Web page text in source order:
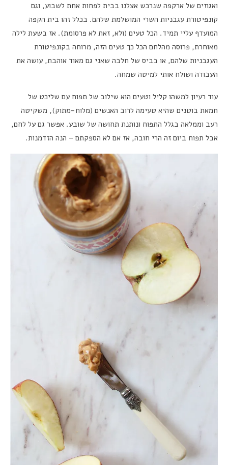
ואגוזים של ארקפה שנרכש אצלנו בבית לפחות אחת לשבוע, וגם
קונפיטורת עגבניות השרי המושלמת שלהם. בכלל זהו בית הקפה
המועדף עליי תמיד. הכל טעים (ולא, זאת לא פרסומת). אז בשעת לילה
מאוחרת, פרוסה מהלחם הכל כך טעים הזה, מרוחה בקונפיטורת
העגבניות שלהם, או בביס של חלבה שאני גם מאוד אוהבת, עושה את
העבודה ושולח אותי למיטה שמחה.
עוד רעיון למשהו קליל וטעים הוא שילוב של תפוח עם שליכט של
חמאת בוטנים שהיא טעימה לרוב האנשים (מלוח-מתוק), משקיטה
רעב וממלאה בגלל התפוח ונותנת תחושה של שובע. אפשר גם על לחם,
אבל תפוח ביום זה הרי חובה, אז אם לא הספקתם – הנה הזדמנות.